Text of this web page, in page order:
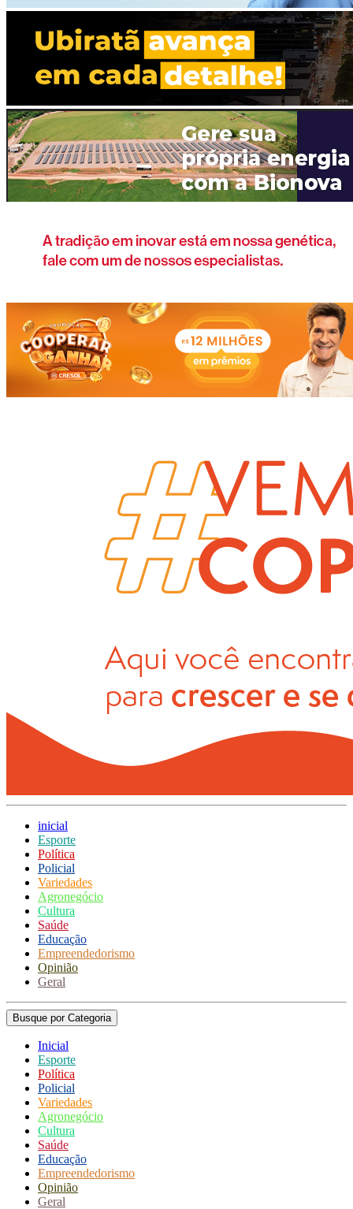
inicial
Esporte
Política
Policial
Variedades
Agronegócio
Cultura
Saúde
Educação
Empreendedorismo
Opinião
Geral
Busque por Categoria
Inicial
Esporte
Política
Policial
Variedades
Agronegócio
Cultura
Saúde
Educação
Empreendedorismo
Opinião
Geral